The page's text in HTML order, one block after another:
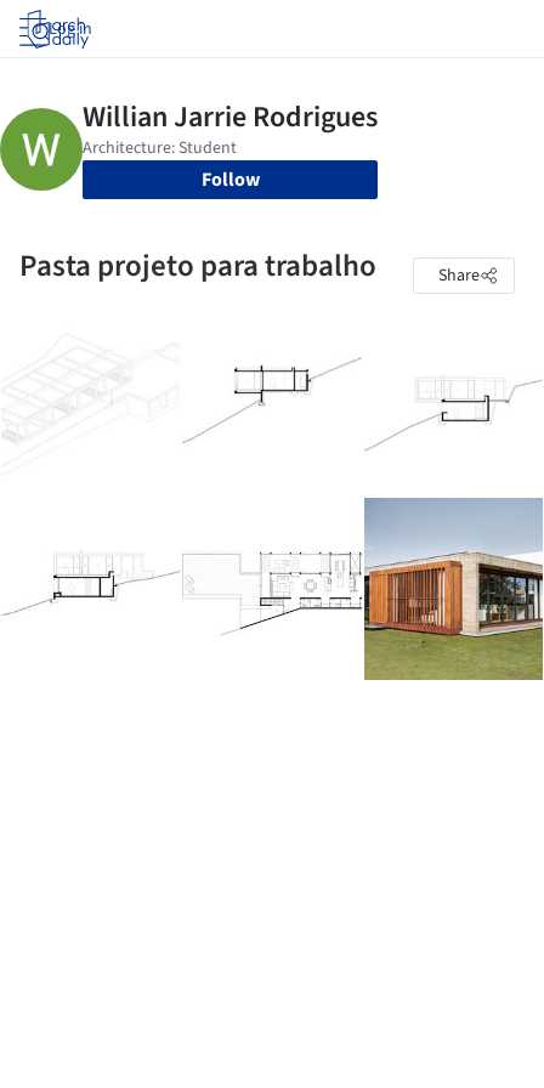
Log in
Follow
Pasta projeto para trabalho Share